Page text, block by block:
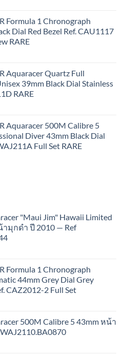
Formula 1 Chronograph
Dial Red Bezel Ref. CAU1117
RARE
Aquaracer Quartz Full
39mm Black Dial Stainless
RARE
Aquaracer 500M Calibre 5
Diver 43mm Black Dial
Full Set RARE
"Maui Jim" Hawaii Limited
ามุกดำ ปี 2010 — Ref
Formula 1 Chronograph
44mm Grey Dial Grey
CAZ2012-2 Full Set
500M Calibre 5 43mm หน้า